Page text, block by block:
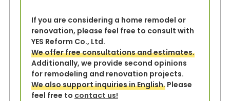
If you are considering a home remodel or
renovation, please feel free to consult with
YES Reform Co., Ltd.
We offer free consultations and estimates.
Additionally, we provide second opinions
for remodeling and renovation projects.
We also support inquiries in English.Please
feel free to contact us!